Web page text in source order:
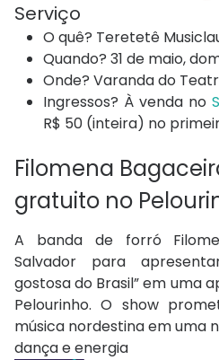
Serviço
O quê? Teretetê
Quando? 31 de maio,
Onde? Varanda do
Ingressos? À venda no
R$ 50 (inteira) no
Filomena
gratuito no
A banda de forró
Salvador para
gostosa do Brasil” em uma
Pelourinho. O show
música nordestina em uma
dança e energia